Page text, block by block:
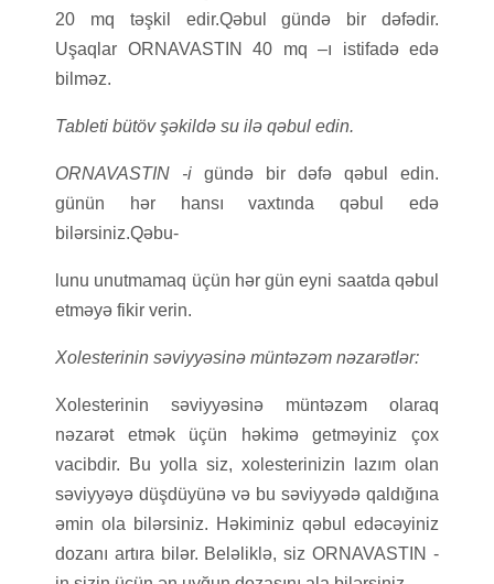
20 mq təşkil edir.Qəbul gündə bir dəfədir.
Uşaqlar ORNAVASTIN 40 mq –ı istifadə edə
bilməz.
Tableti bütöv şəkildə su ilə qəbul edin.
ORNAVASTIN -i gündə bir dəfə qəbul edin.
günün hər hansı vaxtında qəbul edə
bilərsiniz.Qəbu-
lunu unutmamaq üçün hər gün eyni saatda qəbul
etməyə fikir verin.
Xolesterinin səviyyəsinə müntəzəm nəzarətlər:
Xolesterinin səviyyəsinə müntəzəm olaraq
nəzarət etmək üçün həkimə getməyiniz çox
vacibdir. Bu yolla siz, xolesterinizin lazım olan
səviyyəyə düşdüyünə və bu səviyyədə qaldığına
əmin ola bilərsiniz. Həkiminiz qəbul edəcəyiniz
dozanı artıra bilər. Beləliklə, siz ORNAVASTIN -